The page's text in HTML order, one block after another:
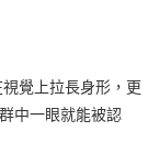
覺上拉長身形，更
中一眼就能被認